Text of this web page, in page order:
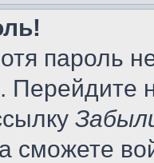
пароль
Перейдите
сможете